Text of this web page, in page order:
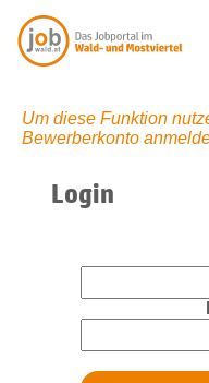
Um diese Funktion
Bewerberkonto
Login